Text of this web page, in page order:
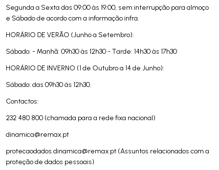
Segunda a Sexta das 09:00 às 19:00, sem interrupção para almoço
e Sábado de acordo com a informação infra.
HORÁRIO DE VERÃO (Junho a Setembro):
Sábado: - Manhã: 09h30 às 12h30 - Tarde: 14h30 às 17h30
HORÁRIO DE INVERNO (1 de Outubro a 14 de Junho):
Sábado: das 09h30 às 12h30.
Contactos:
232 480 800 (chamada para a rede fixa nacional)
dinamica@remax.pt
protecaodados.dinamica@remax.pt (Assuntos relacionados com a
proteção de dados pessoais)